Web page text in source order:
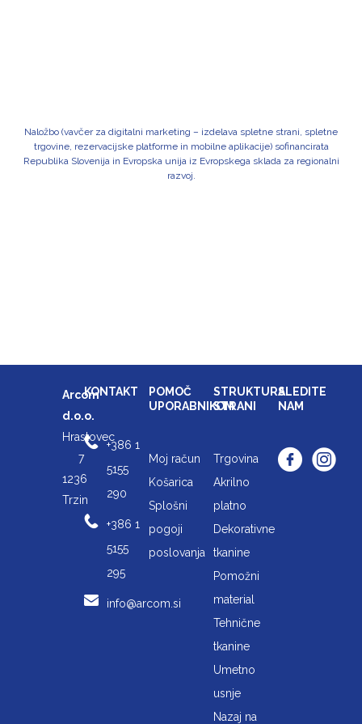
Naložbo (vavčer za digitalni marketing – izdelava spletne strani, spletne
trgovine, rezervacijske platforme in mobilne aplikacije) sofinancirata
Republika Slovenija in Evropska unija iz Evropskega sklada za regionalni
razvoj.
Arcom
d.o.o.
Hrastovec
7
1236
Trzin
KONTAKT
+386 1
5155
290
+386 1
5155
295
info@arcom.si
POMOČ
UPORABNIKOM
Moj račun
Košarica
Splošni
pogoji
poslovanja
STRUKTURA
STRANI
Trgovina
Akrilno
platno
Dekorativne
tkanine
Pomožni
material
Tehnične
tkanine
Umetno
usnje
Nazaj na
SLEDITE
NAM